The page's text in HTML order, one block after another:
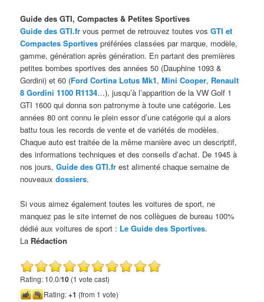
Guide des GTI, Compactes & Petites Sportives
Guide des GTI.fr vous permet de retrouvez toutes vosGTI et
Compactes Sportives préférées classées par marque, modèle,
gamme, génération après génération. En partant des premières
petites bombes sportives des années 50 (Dauphine 1093 &
Gordini) et 60 (Ford Cortina Lotus Mk1,Mini Cooper, Renault
8 Gordini 1100 R1134…), jusqu’à l’apparition de la VW Golf 1
GTI 1600 qui donna son patronyme à toute une catégorie. Les
années 80 ont connu le plein essor d’une catégorie qui a alors
battu tous les records de vente et de variétés de modèles.
Chaque auto est traitée de la même manière avec un descriptif,
des informations techniques et des conseils d’achat. De 1945 à
nos jours,Guide des GTI.fr est alimenté chaque semaine de
nouveauxdossiers.
Si vous aimez également toutes les voitures de sport, ne
manquez pas le site internet de nos collègues de bureau 100%
dédié aux voitures de sport : Le Guide des Sportives.
La Rédaction
Rating: 10.0/10 (1 vote cast)
Rating:+1 (from 1 vote)